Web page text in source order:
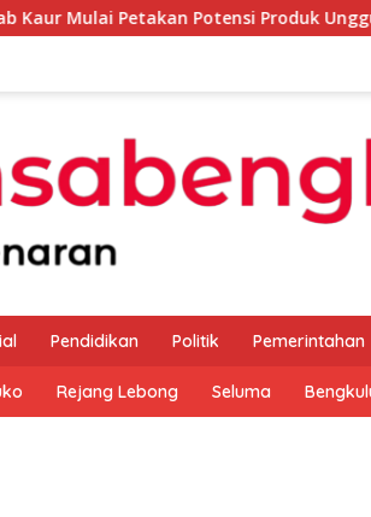
Potensi Produk Unggulan UMKM
Pendidikan Politik Pemerintahan
Rejang Lebong Seluma